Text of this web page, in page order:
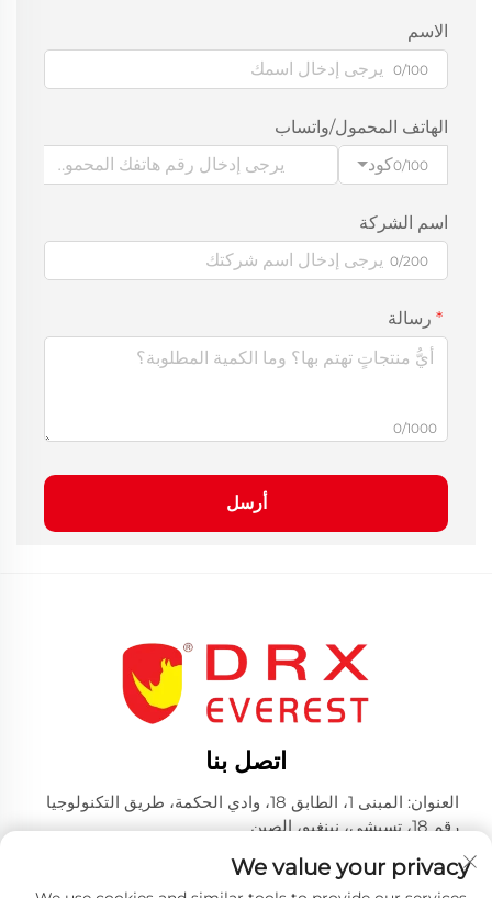
الاسم
0/100
الهاتف المحمول/واتساب
كود0/100
اسم الشركة
0/200
رسالة
0/1000
أرسل
اتصل بنا
العنوان: المبنى 1، الطابق 18، وادي الحكمة، طريق التكنولوجيا
رقم 18، تسيشي، نينغبو، الصين
الهاتف:+86-574-23660321
بريد إلكتروني:[email protected]
We value your privacy